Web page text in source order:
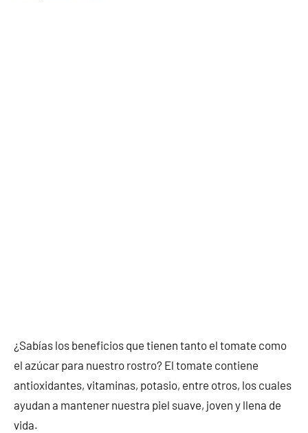
¿Sabías los beneficios que tienen tanto el tomate como
el azúcar para nuestro rostro? El tomate contiene
antioxidantes, vitaminas, potasio, entre otros, los cuales
ayudan a mantener nuestra piel suave, joven y llena de
vida.